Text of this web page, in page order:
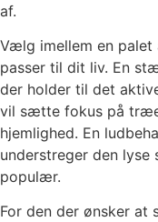
af.
Vælg imellem en palet
passer til dit liv. En
der holder til det
vil sætte fokus på
hjemlighed. En
understreger den
populær.
For den der ønsker